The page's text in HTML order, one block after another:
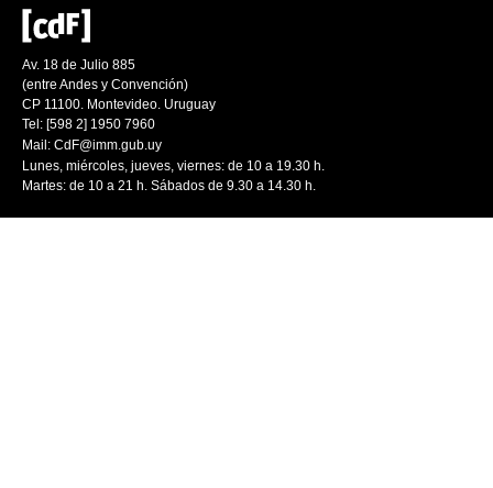
Av. 18 de Julio 885
(entre Andes y Convención)
CP 11100. Montevideo. Uruguay
Tel: [598 2] 1950 7960
Mail: CdF@imm.gub.uy
Lunes, miércoles, jueves, viernes: de 10 a 19.30 h.
Martes: de 10 a 21 h. Sábados de 9.30 a 14.30 h.